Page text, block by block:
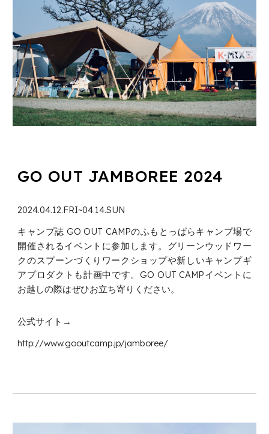
GO OUT JAMBOREE 2024
2024.04.12.FRI~04.14.SUN
キャンプ誌 GO OUT CAMPのふもとっぱらキャンプ場で
開催されるイベントに参加します。グリーンウッドワー
クのスプーンづくりワークショップや新しいキャンプギ
アプロダクトも計画中です。GO OUT CAMPイベントに
お越しの際はぜひお立ち寄りください。
公式サイト→
http://www.gooutcamp.jp/jamboree/